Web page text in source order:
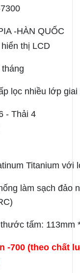
-HÀN QUỐC
thị LCD
tháng
lọc nhiều lớp giai
- Thải 4
Titanium với
làm sạch đảo
tấm: 113mm
-700 (theo chất